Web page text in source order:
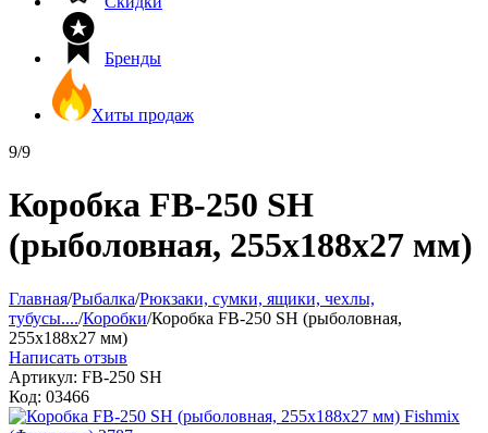
Бренды
Хиты продаж
9/9
Коробка FB-250 SH
(рыболовная, 255х188х27 мм)
Главная/Рыбалка/Рюкзаки, сумки, ящики, чехлы,
тубусы..../Коробки/Коробка FB-250 SH (рыболовная,
255х188х27 мм)
Написать отзыв
Артикул: FB-250 SH
Код: 03466